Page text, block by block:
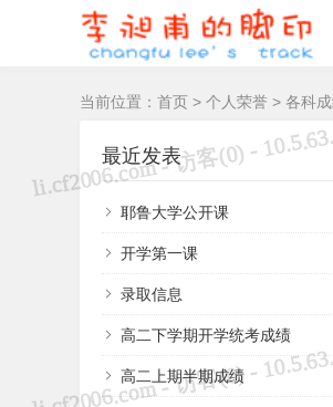
当前位置： 首页 > 个人荣誉 > 各科
最近发表
耶鲁大学公开课
开学第一课
录取信息
高二下学期开学统考成绩
高二上期半期成绩